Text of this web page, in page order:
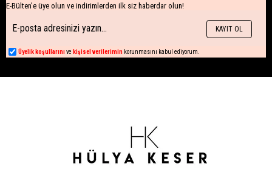
E-Bülten'e üye olun ve indirimlerden ilk siz haberdar olun!
KAYIT OL
Üyelik koşullarını ve kişisel verilerimin korunmasını kabul ediyorum.